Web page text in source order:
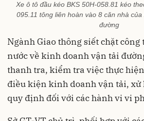
Xe ô tô đầu kéo BKS 50H-058.81 kéo
095.11 tông liên hoàn vào 8 căn nhà
đường
Ngành Giao thông siết chặt công
nước về kinh doanh vận tải
thanh tra, kiểm tra việc thực
điều kiện kinh doanh vận tải, xử
quy định đối với các hành vi vi